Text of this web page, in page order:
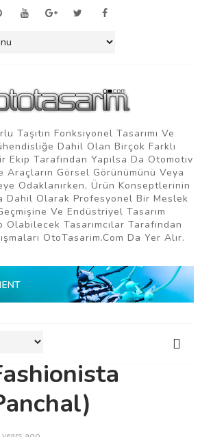
Taşıtın Fonksiyonel Tasarımı Ve
Dahil Olan Birçok Farklı
Ekip Tarafından Yapılsa Da Otomotiv
Araçların Görsel Görünümünü Veya
Odaklanırken, Ürün Konseptlerinin
Dahil Olarak Profesyonel Bir Meslek
Ve Endüstriyel Tasarım
Olabilecek Tasarımcılar Tarafından
OtoTasarim.com Da Yer Alır.